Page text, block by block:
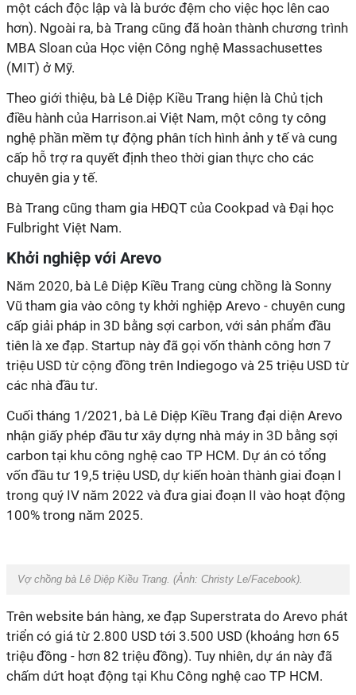
một cách độc lập và là bước đệm cho việc học lên cao
hơn). Ngoài ra, bà Trang cũng đã hoàn thành chương trình
MBA Sloan của Học viện Công nghệ Massachusettes
(MIT) ở Mỹ.
Theo giới thiệu, bà Lê Diệp Kiều Trang hiện là Chủ tịch
điều hành của Harrison.ai Việt Nam, một công ty công
nghệ phần mềm tự động phân tích hình ảnh y tế và cung
cấp hỗ trợ ra quyết định theo thời gian thực cho các
chuyên gia y tế.
Bà Trang cũng tham gia HĐQT của Cookpad và Đại học
Fulbright Việt Nam.
Khởi nghiệp với Arevo
Năm 2020, bà Lê Diệp Kiều Trang cùng chồng là Sonny
Vũ tham gia vào công ty khởi nghiệp Arevo - chuyên cung
cấp giải pháp in 3D bằng sợi carbon, với sản phẩm đầu
tiên là xe đạp. Startup này đã gọi vốn thành công hơn 7
triệu USD từ cộng đồng trên Indiegogo và 25 triệu USD từ
các nhà đầu tư.
Cuối tháng 1/2021, bà Lê Diệp Kiều Trang đại diện Arevo
nhận giấy phép đầu tư xây dựng nhà máy in 3D bằng sợi
carbon tại khu công nghệ cao TP HCM. Dự án có tổng
vốn đầu tư 19,5 triệu USD, dự kiến hoàn thành giai đoạn I
trong quý IV năm 2022 và đưa giai đoạn II vào hoạt động
100% trong năm 2025.
Vợ chồng bà Lê Diệp Kiều Trang. (Ảnh: Christy Le/Facebook).
Trên website bán hàng, xe đạp Superstrata do Arevo phát
triển có giá từ 2.800 USD tới 3.500 USD (khoảng hơn 65
triệu đồng - hơn 82 triệu đồng). Tuy nhiên, dự án này đã
chấm dứt hoạt động tại Khu Công nghệ cao TP HCM.